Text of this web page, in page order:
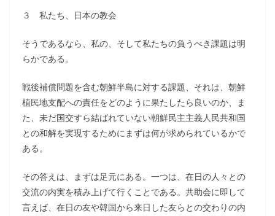
３ 私たち、日本の教会
そうであるなら、私の、そして私たちの負うべき課題は明
らかである。
戦後補償問題を含む朝鮮半島に対する課題、それは、朝鮮
植民地支配への責任をどのように果たしたら良いのか、ま
た、未だ国交すら結ばれていない朝鮮民主主義人民共和国
との和解を実現するためにまずは何が求められているかで
ある。
その答えは、まずは足元にある。一つは、在日の人々との
交流の内実を積み上げて行くことである。共助会に即して
言えば、在日の友や韓国から来日した友らとの交わりの内